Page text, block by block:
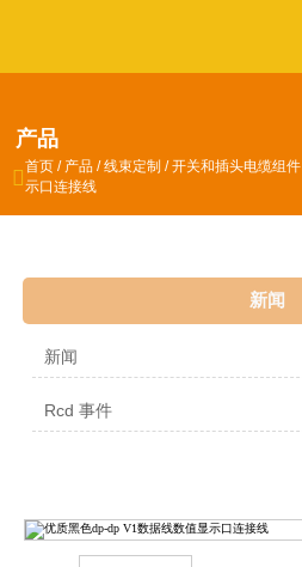
产品
 首页 / 产品 /线束定制 /开关和插头电缆组件
示口连接线
新闻
新闻
Rcd 事件